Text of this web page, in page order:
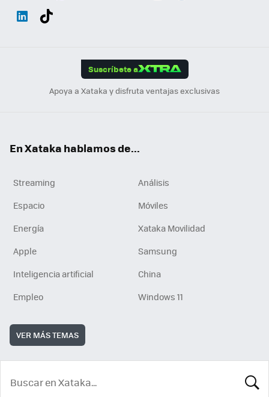
Suscríbete a
Apoya a Xataka y disfruta ventajas exclusivas
En Xataka hablamos de...
Streaming
Análisis
Espacio
Móviles
Energía
Xataka Movilidad
Apple
Samsung
Inteligencia artificial
China
Empleo
Windows 11
VER MÁS TEMAS